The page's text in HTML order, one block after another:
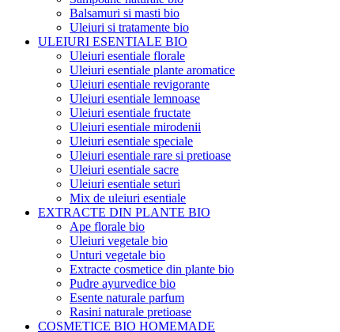
Balsamuri si masti bio
Uleiuri si tratamente bio
ULEIURI ESENTIALE BIO
Uleiuri esentiale florale
Uleiuri esentiale plante aromatice
Uleiuri esentiale revigorante
Uleiuri esentiale lemnoase
Uleiuri esentiale fructate
Uleiuri esentiale mirodenii
Uleiuri esentiale speciale
Uleiuri esentiale rare si pretioase
Uleiuri esentiale sacre
Uleiuri esentiale seturi
Mix de uleiuri esentiale
EXTRACTE DIN PLANTE BIO
Ape florale bio
Uleiuri vegetale bio
Unturi vegetale bio
Extracte cosmetice din plante bio
Pudre ayurvedice bio
Esente naturale parfum
Rasini naturale pretioase
COSMETICE BIO HOMEMADE